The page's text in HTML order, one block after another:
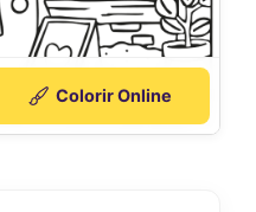
Colorir Online